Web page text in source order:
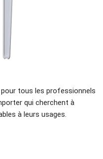
tous les professionnels
qui cherchent à
à leurs usages.